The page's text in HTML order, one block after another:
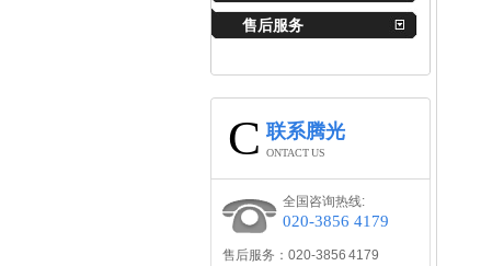
售后服务
C 联系腾光
ONTACT US
全国咨询热线:
020-3856 4179
售后服务：020-3856 4179